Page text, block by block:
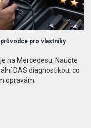
pro vlastníky
na Mercedesu. Naučte
DAS diagnostikou, co
opravám.